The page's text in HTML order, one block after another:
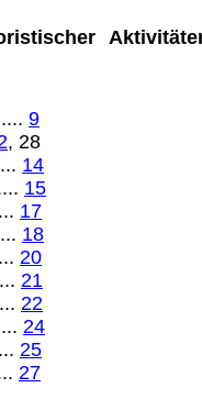
9
, 28
14
15
17
18
20
21
22
24
25
27